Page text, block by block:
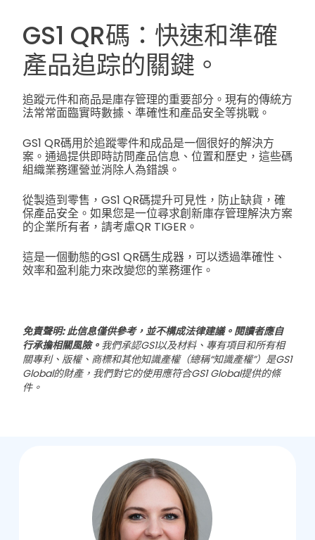
GS1 QR碼：快速和準確
產品追踪的關鍵。
追蹤元件和商品是庫存管理的重要部分。現有的傳統方
法常常面臨實時數據、準確性和產品安全等挑戰。
GS1 QR碼用於追蹤零件和成品是一個很好的解決方
案。通過提供即時訪問產品信息、位置和歷史，這些碼
組織業務運營並消除人為錯誤。
從製造到零售，GS1 QR碼提升可見性，防止缺貨，確
保產品安全。如果您是一位尋求創新庫存管理解決方案
的企業所有者，請考慮QR TIGER。
這是一個動態的GS1 QR碼生成器，可以透過準確性、
效率和盈利能力來改變您的業務運作。
免責聲明: 此信息僅供參考，並不構成法律建議。閱讀者應自
行承擔相關風險。 我們承認GS1以及材料、專有項目和所有相
關專利、版權、商標和其他知識產權（總稱“知識產權”）是GS1
Global的財產，我們對它的使用應符合GS1 Global提供的條
件。